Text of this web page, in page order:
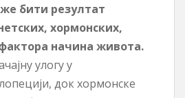
бити резултат
хормонских,
начина живота.
улогу у
док хормонске